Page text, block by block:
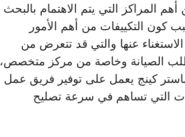
المراكز التي يتم الاهتمام بالبحث
كون التكييفات من أهم الأمور
عنها والتي قد تتعرض من
الصيانة وخاصة من مركز متخصص،
كينج يعمل على توفير فريق عمل
التي تساهم في سرعة تصليح